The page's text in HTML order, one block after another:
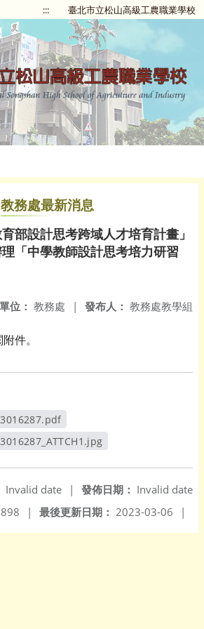
::: 臺北市立松山高級工農職業學校
教務處最新消息
部設計思考跨域人才培育計畫」
「中學教師設計思考培力研習
發布人： 教務處教學組
位： 教務處 |
件。
新視窗
發佈日期： Invalid date
Invalid date
|
最後更新日期： 2023-03-06 |
898 |